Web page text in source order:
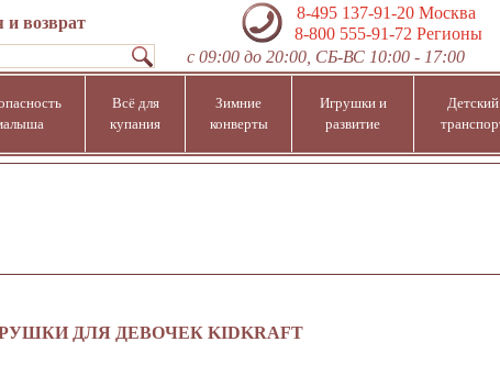
и возврат
8-495 137-91-20Москва
8-800 555-91-72 Регионы
с 09:00 до 20:00, СБ-ВС 10:00 - 17:00
Всё для
купания
Зимние
конверты
Игрушки и
развитие
Детский
ДЛЯ ДЕВОЧЕК KIDKRAFT